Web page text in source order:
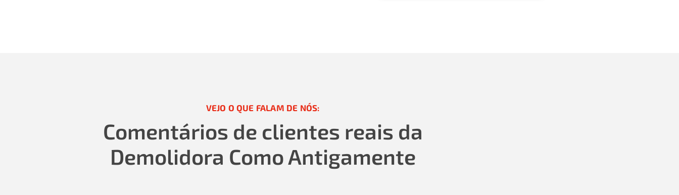
VEJO O QUE FALAM DE NÓS:
Comentários de clientes reais da
Demolidora Como Antigamente